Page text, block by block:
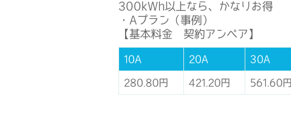
300kWh以上なら、かなりお得
・Aプラン（事例）
【基本料金 契約アンペア】
10A 20A 30A
280.80円 421.20円 561.60円